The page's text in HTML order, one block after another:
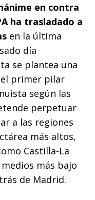
en contra
ha trasladado a
en la última
día
se plantea una
primer pilar
según las
perpetuar
a las regiones
más altos,
Castilla-La
más bajo
de Madrid.